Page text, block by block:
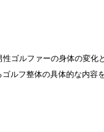
性ゴルファーの身体の変化
ルフ整体の具体的な内容